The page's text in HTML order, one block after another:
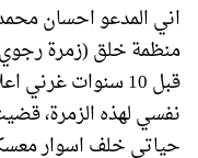
اني المدعو احسان
منظمة خلق (زمرة رجوي
قبل 10 سنوات
حياتي خلف اسوار